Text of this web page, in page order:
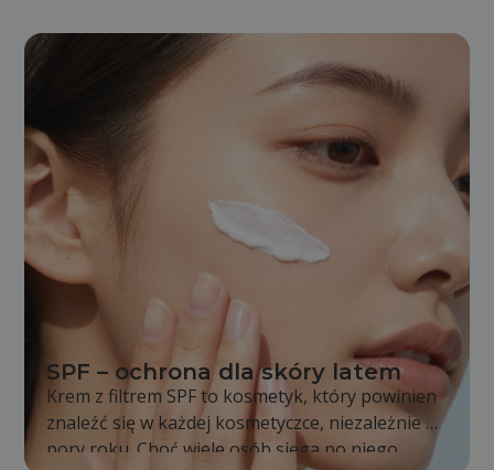
kontury twarzy i ciała nie są już wyraźne tak jak
kiedyś. Jest to całkowicie naturalny proces,
jednak odpowiednia pielęgnacja i zdrowy tryb
życia mogą go znacząco spowolnić.
SPF – ochrona dla skóry latem
Krem z filtrem SPF to kosmetyk, który powinien
znaleźć się w każdej kosmetyczce, niezależnie od
pory roku. Choć wiele osób sięga po niego